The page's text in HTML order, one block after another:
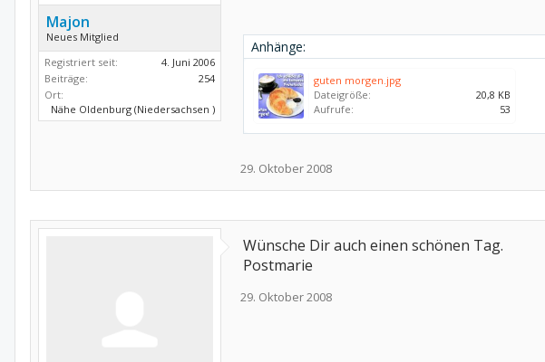
Majon
Neues Mitglied
Registriert seit:
4. Juni 2006
Beiträge:
254
Ort:
Nähe Oldenburg (Niedersachsen )
Anhänge:
guten morgen.jpg
Dateigröße:
20,8 KB
Aufrufe:
53
29. Oktober 2008
Wünsche Dir auch einen schönen Tag.
Postmarie
29. Oktober 2008